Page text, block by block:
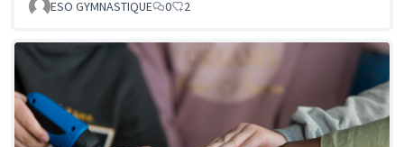
ESO GYMNASTIQUE
0 2